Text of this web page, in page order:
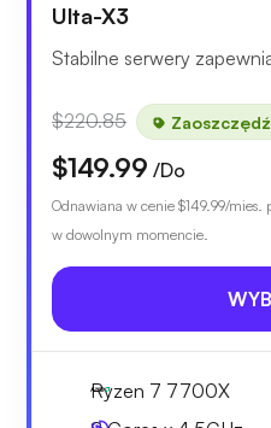
Ulta-X3
Stabilne serwery
$220.85
$149.99 /Do
Odnawiana w cenie $149.99/mies.
w dowolnym momencie.
Ryzen 7 7700X